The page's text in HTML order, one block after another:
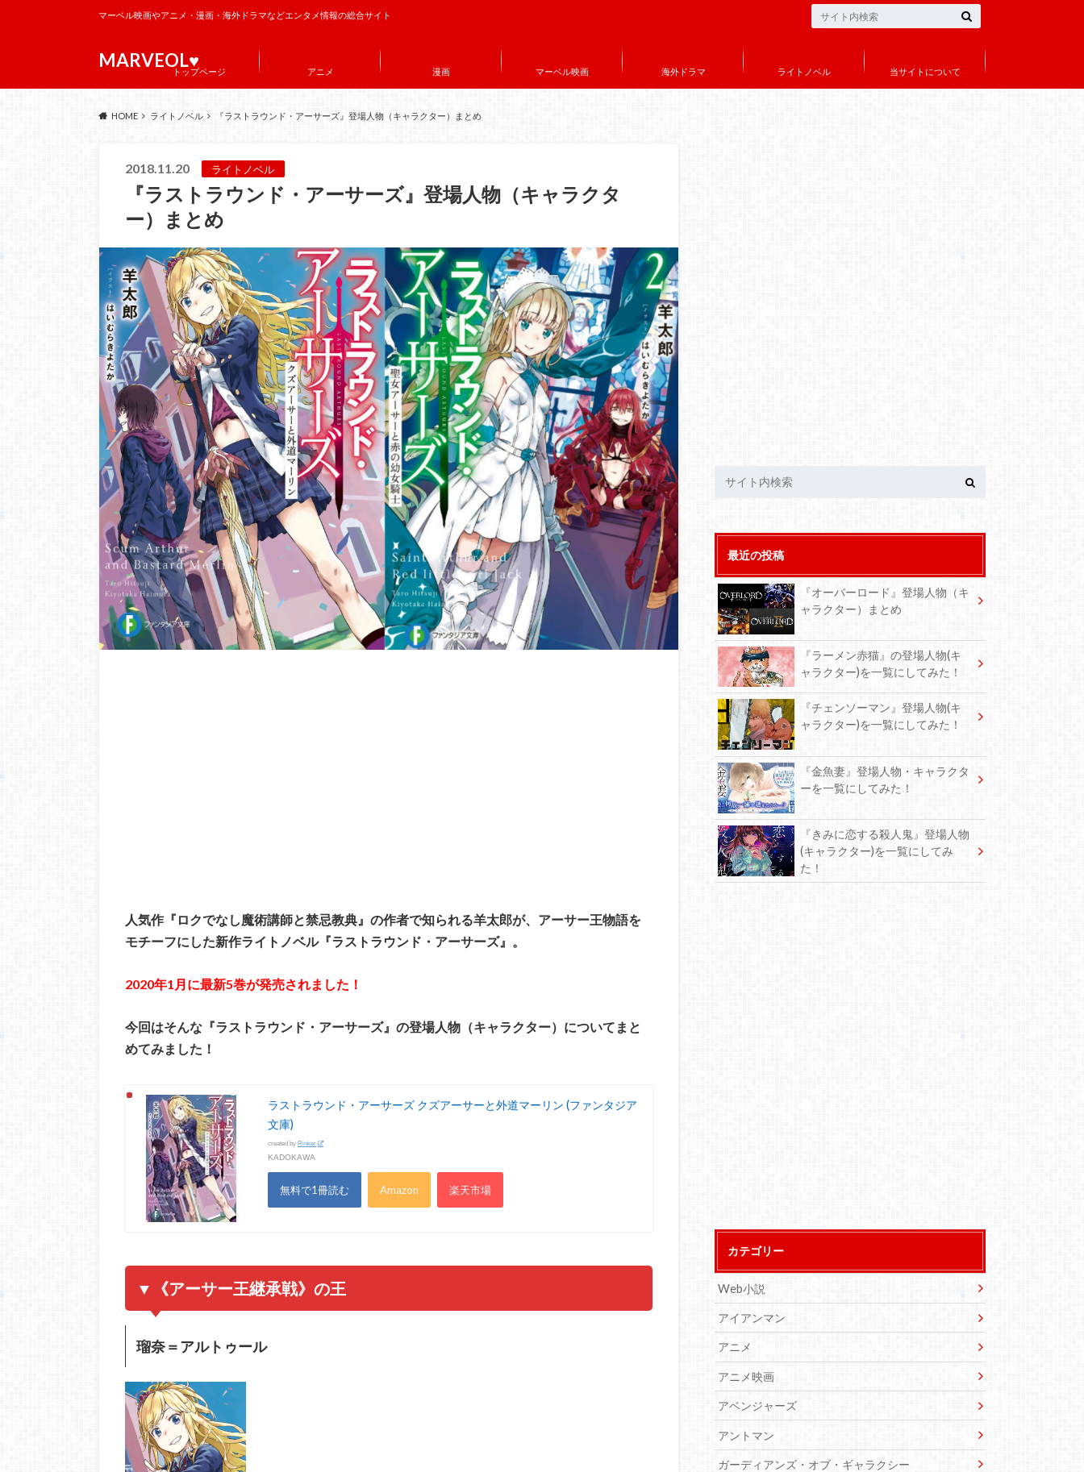
MARVEOL♥️
マーベル映画やアニメ・漫画・海外ドラマなどエンタメ情報の総合サイト
トップページ アニメ 漫画 マーベル映画 海外ドラマ ライトノベル 当サイトについて
HOME ライトノベル 『ラストラウンド・アーサーズ』登場人物（キャラクター）まとめ
2018.11.20 ライトノベル
『ラストラウンド・アーサーズ』登場人物（キャラクタ
ー）まとめ
人気作『ロクでなし魔術講師と禁忌教典』の作者で知られる羊太郎が、アーサー王物語を
モチーフにした新作ライトノベル『ラストラウンド・アーサーズ』。
2020年1月に最新5巻が発売されました！
今回はそんな『ラストラウンド・アーサーズ』の登場人物（キャラクター）についてまと
めてみました！
ラストラウンド・アーサーズ クズアーサーと外道マーリン (ファンタジア
文庫)
created by Rinker
KADOKAWA
無料で1冊読む Amazon 楽天市場
▼《アーサー王継承戦》の王
瑠奈＝アルトゥール
最近の投稿
『オーバーロード』登場人物（キ
ャラクター）まとめ
『ラーメン赤猫』の登場人物(キ
ャラクター)を一覧にしてみた！
『チェンソーマン』登場人物(キ
ャラクター)を一覧にしてみた！
『金魚妻』登場人物・キャラクタ
ーを一覧にしてみた！
『きみに恋する殺人鬼』登場人物
(キャラクター)を一覧にしてみ
た！
カテゴリー
Web小説
アイアンマン
アニメ
アニメ映画
アベンジャーズ
アントマン
ガーディアンズ・オブ・ギャラクシー